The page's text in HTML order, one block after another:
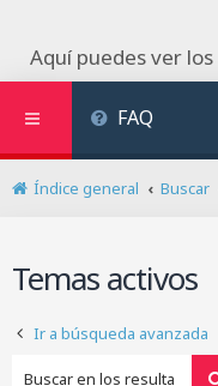
Aquí puedes ver los
FAQ
Índice general Buscar
Temas activos
Ir a búsqueda avanzada